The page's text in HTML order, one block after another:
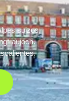
suizos,